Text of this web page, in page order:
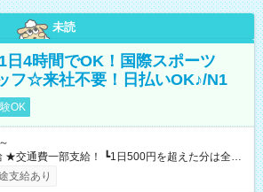
未読
4時間でOK！国際スポーツ
フ☆来社不要！日払いOK♪/N1
OK
円以内の方は自己負担となります ★日払い
り） ┗働いたその日に現金GET♪ お仕事後はコン
支給あり